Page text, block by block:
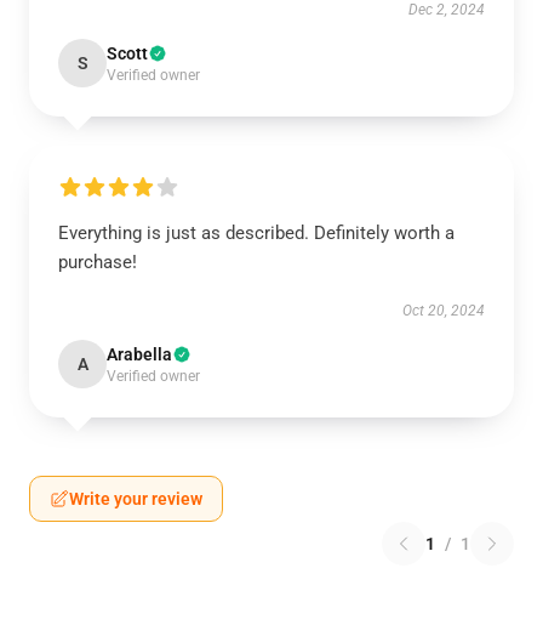
Dec 2, 2024
S Scott
Verified owner
Everything is just as described. Definitely worth a
purchase!
Oct 20, 2024
A Arabella
Verified owner
Write your review
1 / 1